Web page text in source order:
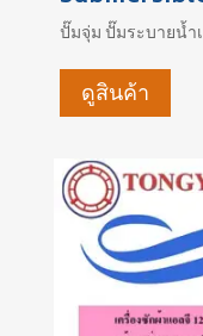
ปั๊มจุ่มปั๊มระบายน้ำ
ดูสินค้า